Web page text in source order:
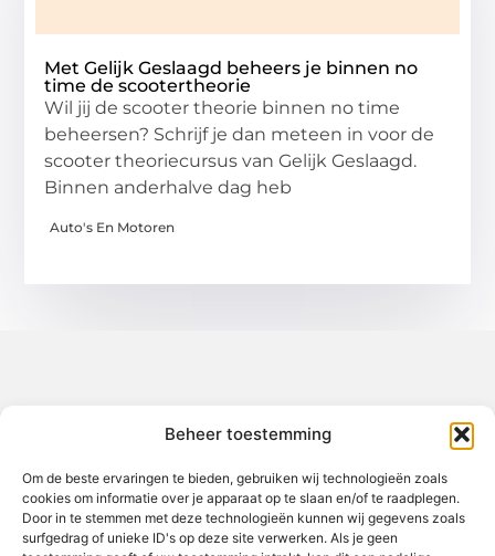
Beheer toestemming
Om de beste ervaringen te bieden, gebruiken wij technologieën zoals
cookies om informatie over je apparaat op te slaan en/of te raadplegen.
Door in te stemmen met deze technologieën kunnen wij gegevens zoals
surfgedrag of unieke ID's op deze site verwerken. Als je geen
Met Gelijk Geslaagd beheers je binnen no
time de scootertheorie
Wil jij de scooter theorie binnen no time
beheersen? Schrijf je dan meteen in voor de
scooter theoriecursus van Gelijk Geslaagd.
Binnen anderhalve dag heb
Auto's En Motoren
Jouw gids voor inspiratie en tips uit het dagelijks leven.
Ontdek een brede verzameling blogs en artikelen die je helpen
om het meeste uit elke dag te halen, met praktische adviezen
en verrassende inzichten.
Bericht categorie